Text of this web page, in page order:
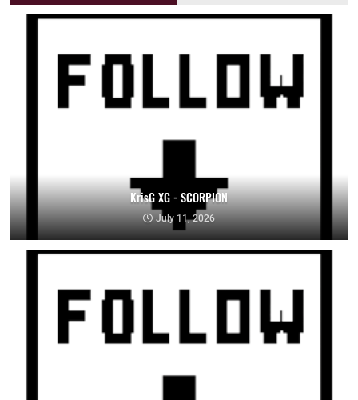
KrisG XG - SCORPION
July 11, 2026